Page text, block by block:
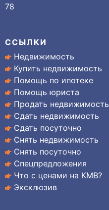
78
ССЫЛКИ
Недвижимость
Купить недвижимость
Помощь по ипотеке
Помощь юриста
Продать недвижимость
Сдать недвижимость
Сдать посуточно
Снять недвижимость
Снять посуточно
Спецпредложения
Что с ценами на КМВ?
Эксклюзив